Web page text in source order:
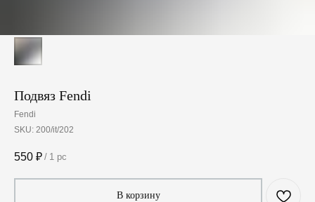
Подвяз Fendi
Fendi
SKU: 200/it/202
550 ₽ / 1 pc
В корзину